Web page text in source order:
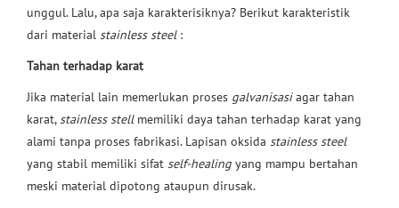
unggul. Lalu, apa saja karakterisiknya? Berikut karakteristik
dari material stainless steel:
Tahan terhadap karat
Jika material lain memerlukan proses galvanisasiagar tahan
karat,stainless stellmemiliki daya tahan terhadap karat yang
alami tanpa proses fabrikasi. Lapisan oksida stainless steel
yang stabil memiliki sifat self-healing yang mampu bertahan
meski material dipotong ataupun dirusak.